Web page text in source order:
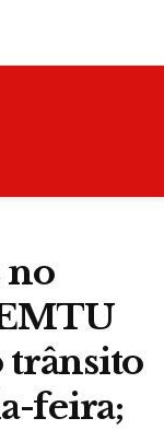
no
trânsito
feira;